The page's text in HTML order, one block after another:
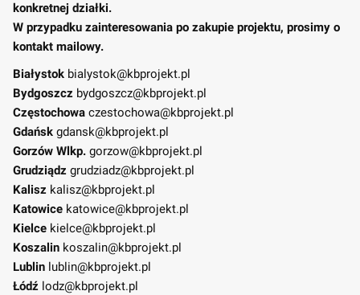
konkretnej działki.
W przypadku zainteresowania po zakupie projektu, prosimy o
kontakt mailowy.
Białystok bialystok@kbprojekt.pl
Bydgoszcz bydgoszcz@kbprojekt.pl
Częstochowa czestochowa@kbprojekt.pl
Gdańsk gdansk@kbprojekt.pl
Gorzów Wlkp. gorzow@kbprojekt.pl
Grudziądz grudziadz@kbprojekt.pl
Kalisz kalisz@kbprojekt.pl
Katowice katowice@kbprojekt.pl
Kielce kielce@kbprojekt.pl
Koszalin koszalin@kbprojekt.pl
Lublin lublin@kbprojekt.pl
Łódź lodz@kbprojekt.pl